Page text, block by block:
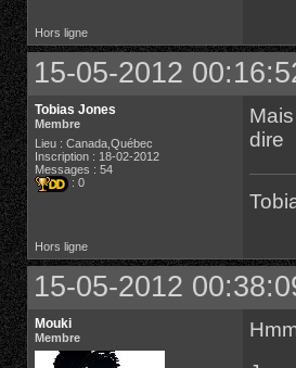
Hors ligne
15-05-2012
Tobias Jones
Membre
Lieu : Canada,Québec
Inscription : 18-02-2012
Messages : 54
: 0
dire
Hors ligne
15-05-2012
Mouki
Membre